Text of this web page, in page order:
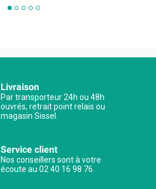
Livraison
Par transporteur 24h ou 48h
ouvrés, retrait point relais ou
magasin Sissel.
Service client
Nos conseillers sont à votre
écoute au 02 40 16 98 76.